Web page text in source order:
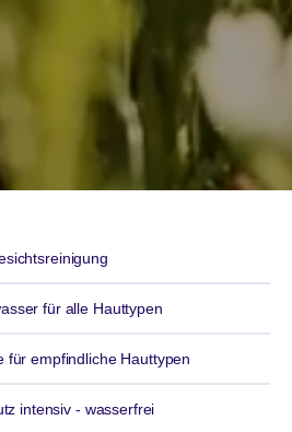
für alle Hauttypen
für empfindliche Hauttypen
intensiv - wasserfrei